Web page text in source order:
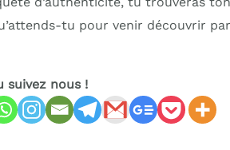
tu pour venir découvrir
suivez nous !